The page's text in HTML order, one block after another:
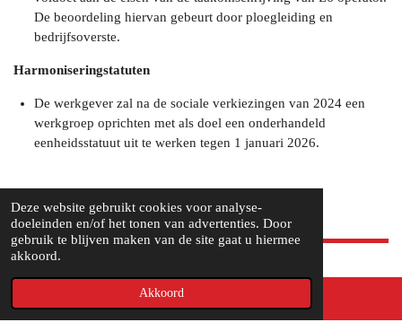
Deze website gebruikt cookies voor analyse-
doeleinden en/of het tonen van advertenties. Door
gebruik te blijven maken van de site gaat u hiermee
akkoord.
Akkoord
De beoordeling hiervan gebeurt door ploegleiding en
bedrijfsoverste.
Harmoniseringstatuten
De werkgever zal na de sociale verkiezingen van 2024 een
werkgroep oprichten met als doel een onderhandeld
eenheidsstatuut uit te werken tegen 1 januari 2026.
INFOROOD.BE